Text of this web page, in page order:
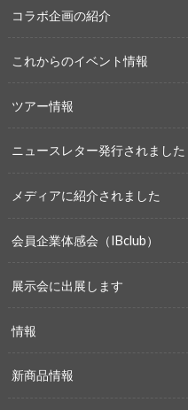
コラボ企画の紹介
これからのイベント情報
ツアー情報
ニュースレター発行されました
メディアに紹介されました
会員企業体感会（IBclub）
展示会に出展します
情報
新商品情報